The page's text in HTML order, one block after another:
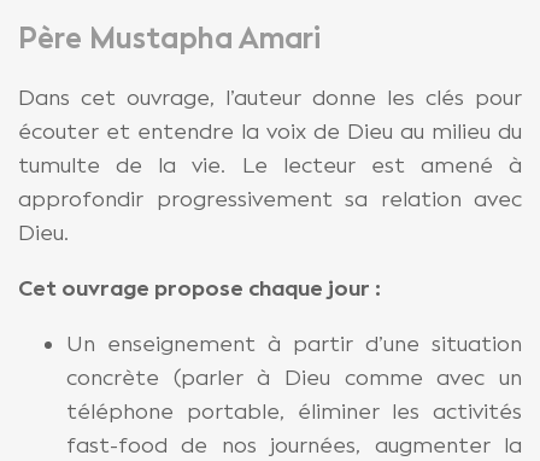
Père Mustapha Amari
Dans cet ouvrage, l’auteur donne les clés pour
écouter et entendre la voix de Dieu au milieu du
tumulte de la vie. Le lecteur est amené à
approfondir progressivement sa relation avec
Dieu.
Cet ouvrage propose chaque jour :
Un enseignement à partir d’une situation
concrète (parler à Dieu comme avec un
téléphone portable, éliminer les activités
fast-food de nos journées, augmenter la